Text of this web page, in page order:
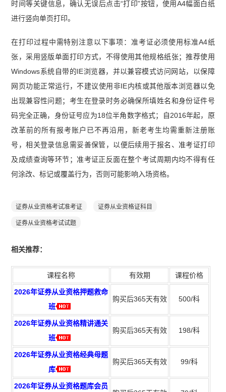
时间等关键信息，确认无误后点击“打印”按钮，使用A4幅面白纸
进行竖向单页打印。
在打印过程中需特别注意以下事项：准考证必须使用标准A4纸
张，采用竖版单面打印方式，不得使用其他规格纸张；推荐使用
Windows系统自带的IE浏览器，并以兼容模式访问网站，以保障
网页功能正常运行，不建议使用非IE内核或其他版本浏览器以免
出现兼容性问题；考生在登录时务必确保所填姓名和身份证件号
码完全正确，身份证号应为18位半角数字格式；自2016年起，原
改革前的所有报考账户已不再沿用，新老考生均需重新注册账
号，相关登录信息需妥善保管，以便后续用于报名、准考证打印
及成绩查询等环节；准考证正反面在整个考试周期内均不得有任
何涂改、标记或覆盖行为，否则可能影响入场资格。
证券从业资格考试准考证 证券从业资格证科目
证券从业资格考试试题
相关推荐：
课程名称 有效期 课程价格
2026年证券从业资格押题救命
班
购买后365天有效 500/科
2026年证券从业资格精讲通关
班
购买后365天有效 198/科
2026年证券从业资格经典母题
库
购买后365天有效 99/科
2026年证券从业资格题库会员